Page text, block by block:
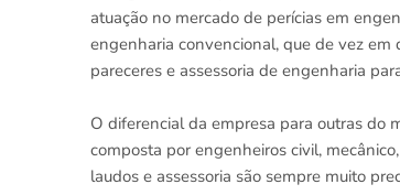
atuação no mercado de perícias em
engenharia convencional, que de vez em
pareceres e assessoria de engenharia
O diferencial da empresa para outras do
composta por engenheiros civil,
laudos e assessoria são sempre muito